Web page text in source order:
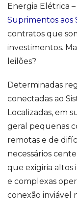
Energia Elétrica
Suprimentos aos
contratos que
investimentos.
leilões?
Determinadas
conectadas ao
Localizadas, em
geral pequenas
remotas e de
necessários
que exigiria altos
e complexas
conexão inviável